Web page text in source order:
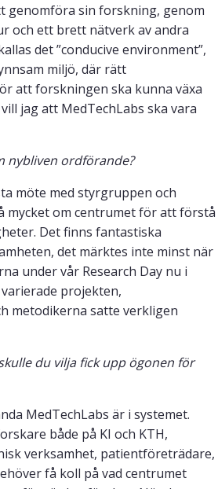
genomföra sin forskning, genom
och ett brett nätverk av andra
det ”conducive environment”,
miljö, där rätt
att forskningen ska kunna växa
jag att MedTechLabs ska vara
nybliven ordförande?
möte med styrgruppen och
mycket om centrumet för att förstå
Det finns fantastiska
det märktes inte minst när
under vår Research Day nu i
projekten,
metodikerna satte verkligen
du vilja fick upp ögonen för
MedTechLabs är i systemet.
både på KI och KTH,
verksamhet, patientföreträdare,
få koll på vad centrumet